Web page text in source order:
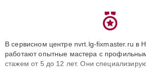
В сервисном центре nvrt.lg-fixmaster.ru в
работают опытные мастера с
стажем от 5 до 12 лет. Они